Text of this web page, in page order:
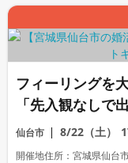
フィーリングを
「先入観なしで
ィー」個室パー
Matching/マッ
仙台市 8/22（土）
開催地住所：宮城県仙台